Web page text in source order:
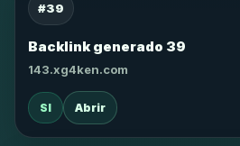
#39
Backlink generado 39
143.xg4ken.com
SI Abrir